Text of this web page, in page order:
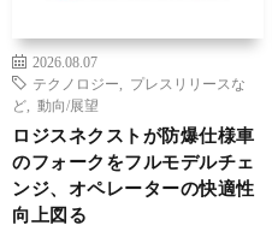
2026.08.07
テクノロジー
プレスリリースな
ど
動向/展望
ロジスネクストが防爆仕様車
のフォークをフルモデルチェ
ンジ、オペレーターの快適性
向上図る